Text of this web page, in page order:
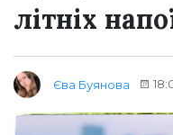
літніх
Єва Буянова